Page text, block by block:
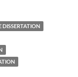
DISSERTATION